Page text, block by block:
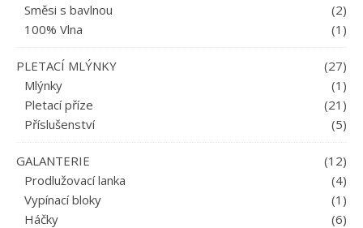
Směsi s bavlnou
(2)
100% Vlna
(1)
PLETACÍ MLÝNKY
(27)
Mlýnky
(1)
Pletací příze
(21)
Příslušenství
(5)
GALANTERIE
(12)
Prodlužovací lanka
(4)
Vypínací bloky
(1)
Háčky
(6)